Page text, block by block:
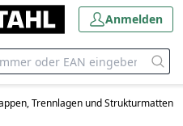
Anmelden
Trennlagen und Strukturmatten